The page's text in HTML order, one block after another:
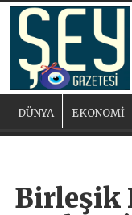
DÜNYA EKONOMİ
Birleşik